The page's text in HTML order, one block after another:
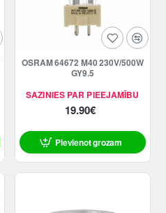
SAZINIES PAR PIEEJAMĪBU
OSRAM 64672 M40 230V/500W
GY9.5
19.90€
Pievienot grozam